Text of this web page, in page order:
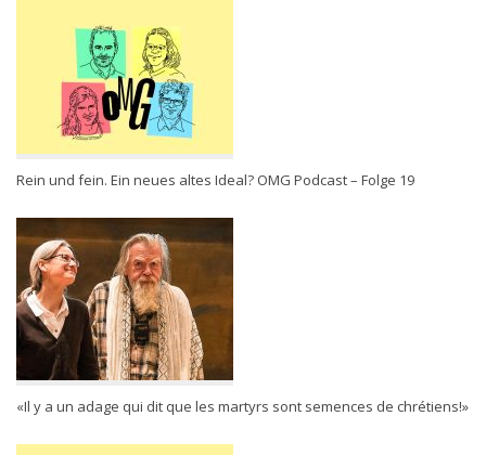
Rein und fein. Ein neues altes Ideal? OMG Podcast – Folge 19
«Il y a un adage qui dit que les martyrs sont semences de chrétiens!»